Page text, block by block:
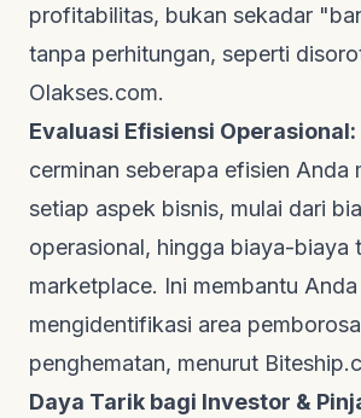
profitabilitas, bukan sekadar
tanpa perhitungan, seperti
Olakses.com.
Evaluasi Efisiensi Operasional:
cerminan seberapa efisien Anda
setiap aspek bisnis, mulai dari
operasional, hingga biaya-biaya
marketplace. Ini membantu Anda
mengidentifikasi area
penghematan, menurut
Daya Tarik bagi Investor &